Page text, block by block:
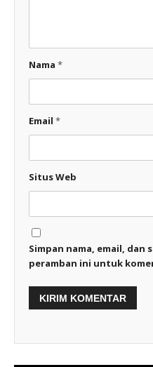
Nama *
Email *
Situs Web
Simpan nama, email, dan
peramban ini untuk